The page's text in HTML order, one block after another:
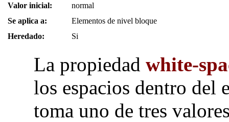
Valor inicial:
normal
Se aplica a:
Elementos de nivel bloque
Heredado:
Si
La propiedad white-
los espacios dentro del
toma uno de tres